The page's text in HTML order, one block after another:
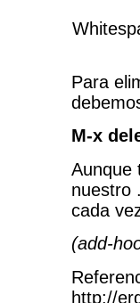
Para
M-x
Aunque
nuestro
cada
(add-
http://